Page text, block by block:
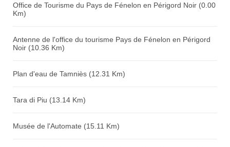
Office de Tourisme du Pays de Fénelon en Périgord Noir (0.00
Km)
Antenne de l'office du tourisme Pays de Fénelon en Périgord
Noir (10.36 Km)
Plan d'eau de Tamniès (12.31 Km)
Tara di Piu (13.14 Km)
Musée de l'Automate (15.11 Km)